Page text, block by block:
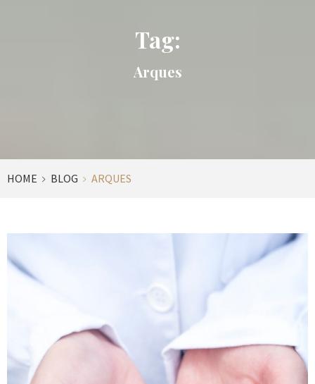
Tag:
Arques
HOME BLOG ARQUES